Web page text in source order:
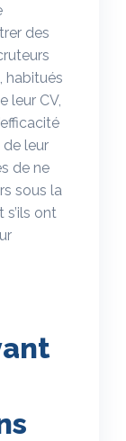
des
habitués
leur CV,
leur
de ne
sous la
ont